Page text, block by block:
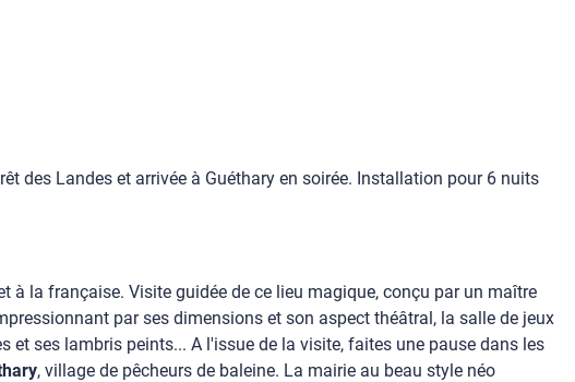
des Landes et arrivée à Guéthary en soirée. Installation pour 6 nuits
à la française. Visite guidée de ce lieu magique, conçu par un maître
par ses dimensions et son aspect théâtral, la salle de jeux
ses lambris peints... A l'issue de la visite, faites une pause dans les
, village de pêcheurs de baleine. La mairie au beau style néo